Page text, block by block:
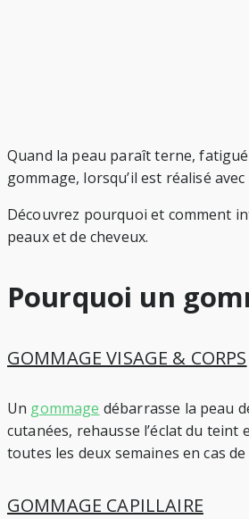
Quand la peau paraît terne,
gommage, lorsqu’il est réalisé
Découvrez pourquoi et comment
peaux et de cheveux.
Pourquoi un
GOMMAGE VISAGE & CORPS
Un gommage débarrasse la peau
cutanées, rehausse l’éclat du
toutes les deux semaines en cas
GOMMAGE CAPILLAIRE